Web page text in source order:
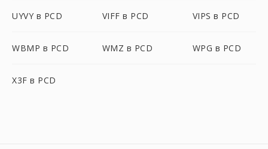
UYVY в PCD VIFF в PCD VIPS в PCD
WBMP в PCD WMZ в PCD WPG в PCD
X3F в PCD